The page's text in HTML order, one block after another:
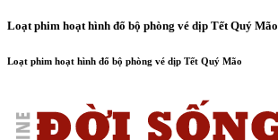
Loạt phim hoạt hình đổ bộ phòng vé dịp Tết Quý Mão
Loạt phim hoạt hình đổ bộ phòng vé dịp Tết Quý Mão